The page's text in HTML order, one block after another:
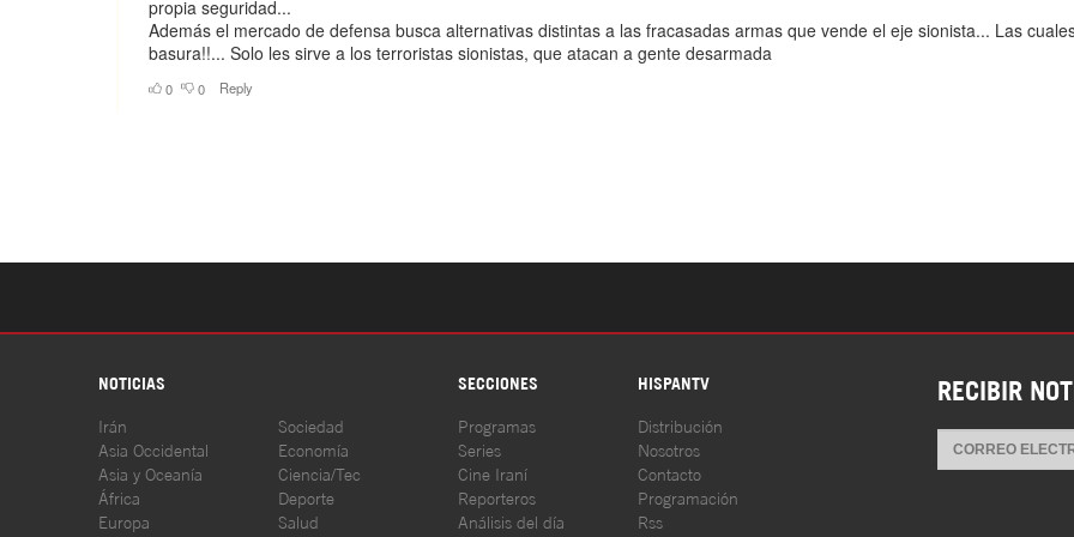
NOTICIAS SECCIONES HISPANTV
Irán
Asia Occidental
Asia y Oceanía
África
Europa
Sociedad
Economía
Ciencia/Tec
Deporte
Salud
Programas
Series
Cine Iraní
Reporteros
Análisis del día
Distribución
Nosotros
Contacto
Programación
Rss
RECIBIR